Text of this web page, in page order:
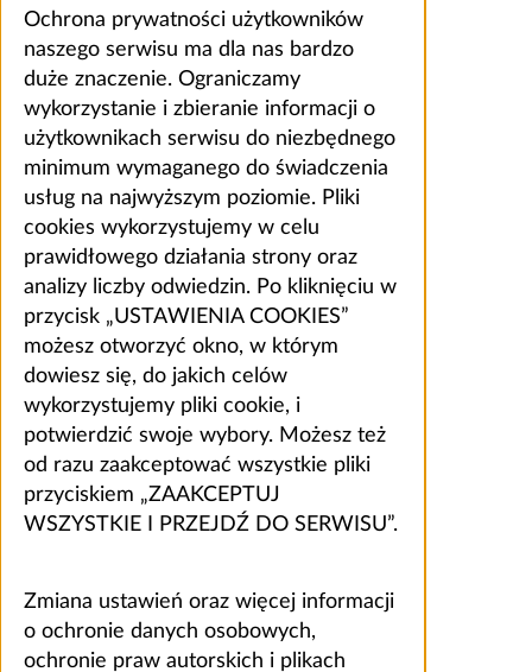
Ochrona prywatności użytkowników
naszego serwisu ma dla nas bardzo
duże znaczenie. Ograniczamy
wykorzystanie i zbieranie informacji o
użytkownikach serwisu do niezbędnego
minimum wymaganego do świadczenia
usług na najwyższym poziomie. Pliki
cookies wykorzystujemy w celu
prawidłowego działania strony oraz
analizy liczby odwiedzin. Po kliknięciu w
przycisk „USTAWIENIA COOKIES”
możesz otworzyć okno, w którym
dowiesz się, do jakich celów
wykorzystujemy pliki cookie, i
potwierdzić swoje wybory. Możesz też
od razu zaakceptować wszystkie pliki
przyciskiem „ZAAKCEPTUJ
WSZYSTKIE I PRZEJDŹ DO SERWISU”.
Zmiana ustawień oraz więcej informacji
o ochronie danych osobowych,
ochronie praw autorskich i plikach